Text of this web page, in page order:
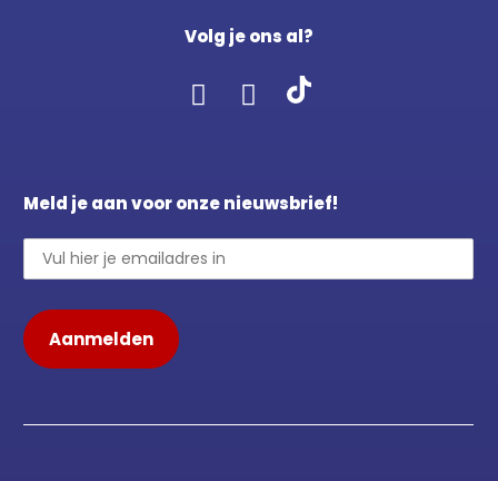
Volg je ons al?
Meld je aan voor onze nieuwsbrief!